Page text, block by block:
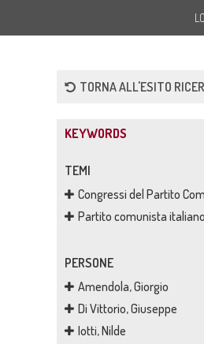
TORNA ALL'ESITO
KEYWORDS
TEMI
Congressi del Partito
Partito comunista italiano
PERSONE
Amendola, Giorgio
Di Vittorio, Giuseppe
Iotti, Nilde